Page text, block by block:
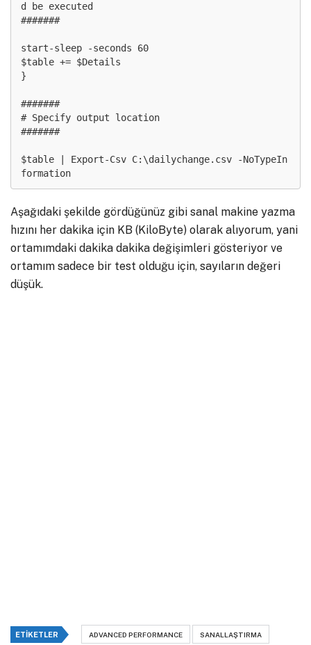
d be executed
#######
start-sleep -seconds 60
$table += $Details
}
#######
# Specify output location
#######
$table | Export-Csv C:\dailychange.csv -NoTypeIn
formation
Aşağıdaki şekilde gördüğünüz gibi sanal makine yazma
hızını her dakika için KB (KiloByte) olarak alıyorum, yani
ortamımdaki dakika dakika değişimleri gösteriyor ve
ortamım sadece bir test olduğu için, sayıların değeri
düşük.
ETIKETLER ADVANCED PERFORMANCE SANALLAŞTIRMA